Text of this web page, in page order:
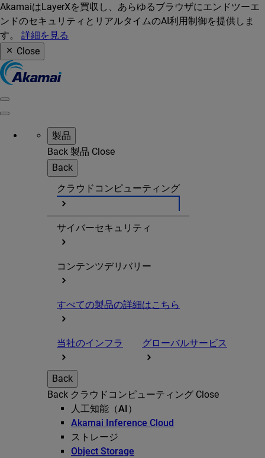
AkamaiはLayerXを買収し、あらゆるブラウザにエンドツーエ
ンドのセキュリティとリアルタイムのAI利用制御を提供しま
す。 詳細を見る
Close
製品
Back 製品 Close
Back
クラウドコンピューティング
サイバーセキュリティ
コンテンツデリバリー
すべての製品の詳細はこちら
当社のインフラ グローバルサービス
Back
Back クラウドコンピューティング Close
人工知能（AI）
Akamai Inference Cloud
ストレージ
Object Storage